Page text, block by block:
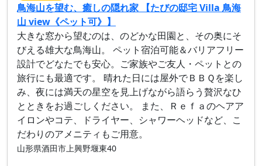
鳥海山を望む、癒しの隠れ家 【たびの邸宅 Villa 鳥海
山 view《ペット可》】
大きな窓から望むのは、のどかな田園と、その奥にそ
びえる雄大な鳥海山。 ペット宿泊可能＆バリアフリー
設計でどなたでも安心。ご家族やご友人・ペットとの
旅行にも最適です。 晴れた日には屋外でＢＢＱを楽し
み、夜には満天の星空を見上げながら語らう贅沢なひ
とときをお過ごしください。 また、Ｒｅｆａのヘアア
イロンやコテ、ドライヤー、シャワーヘッドなど、こ
だわりのアメニティもご用意。
山形県酒田市上興野堰東40